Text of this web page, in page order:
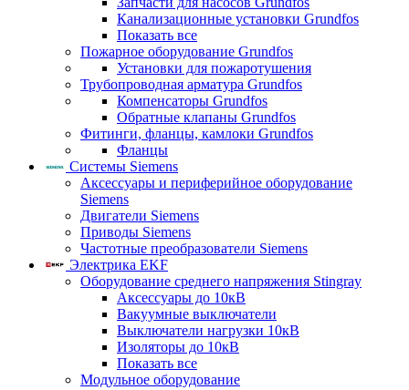
Канализационные установки Grundfos
Показать все
Пожарное оборудование Grundfos
Установки для пожаротушения
Трубопроводная арматура Grundfos
Компенсаторы Grundfos
Обратные клапаны Grundfos
Фитинги, фланцы, камлоки Grundfos
Фланцы
Системы Siemens
Аксессуары и периферийное оборудование
Siemens
Двигатели Siemens
Приводы Siemens
Частотные преобразователи Siemens
Электрика EKF
Оборудование среднего напряжения Stingray
Аксессуары до 10кВ
Вакуумные выключатели
Выключатели нагрузки 10кВ
Изоляторы до 10кВ
Показать все
Модульное оборудование